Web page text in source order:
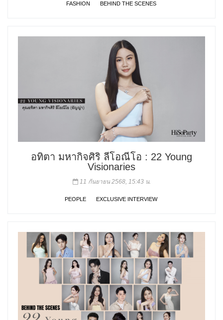
FASHION BEHIND THE SCENES
อทิตา มหากิจศิริ ลีโอณีโอ : 22 Young
Visionaries
11 กันยายน 2568, 15:43 น.
PEOPLE EXCLUSIVE INTERVIEW